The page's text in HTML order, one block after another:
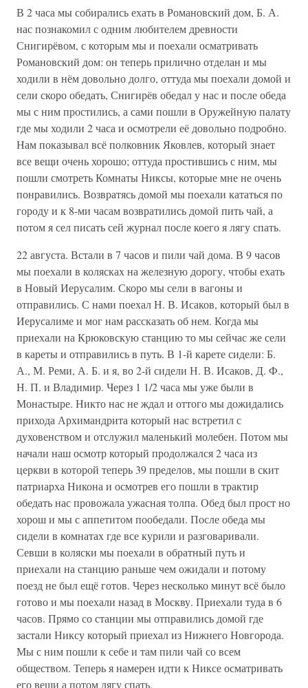
В 2 часа мы собирались ехать в Романовский дом, Б. А.
нас познакомил с одним любителем древности
Снигирёвом, с которым мы и поехали осматривать
Романовский дом: он теперь прилично отделан и мы
ходили в нём довольно долго, оттуда мы поехали домой и
сели скоро обедать, Снигирёв обедал у нас и после обеда
мы с ним простились, а сами пошли в Оружейную палату
где мы ходили 2 часа и осмотрели её довольно подробно.
Нам показывал всё полковник Яковлев, который знает
все вещи очень хорошо; оттуда простившись с ним, мы
пошли смотреть Комнаты Никсы, которые мне не очень
понравились. Возвратясь домой мы поехали кататься по
городу и к 8-ми часам возвратились домой пить чай, а
потом я сел писать сей журнал после коего я лягу спать.
22 августа. Встали в 7 часов и пили чай дома. В 9 часов
мы поехали в колясках на железную дорогу, чтобы ехать
в Новый Иерусалим. Скоро мы сели в вагоны и
отправились. С нами поехал Н. В. Исаков, который был в
Иерусалиме и мог нам рассказать об нем. Когда мы
приехали на Крюковскую станцию то мы сейчас же сели
в кареты и отправились в путь. В 1-й карете сидели: Б.
А., М. Реми, А. Б. и я, во 2-й сидели Н. В. Исаков, Д. Ф.,
Н. П. и Владимир. Через 1 1/2 часа мы уже были в
Монастыре. Никто нас не ждал и оттого мы дожидались
прихода Архимандрита который нас встретил с
духовенством и отслужил маленький молебен. Потом мы
начали наш осмотр который продолжался 2 часа из
церкви в которой теперь 39 пределов, мы пошли в скит
патриарха Никона и осмотрев его пошли в трактир
обедать нас провожала ужасная толпа. Обед был прост но
хорош и мы с аппетитом пообедали. После обеда мы
сидели в комнатах где все курили и разговаривали.
Севши в коляски мы поехали в обратный путь и
приехали на станцию раньше чем ожидали и потому
поезд не был ещё готов. Через несколько минут всё было
готово и мы поехали назад в Москву. Приехали туда в 6
часов. Прямо со станции мы отправились домой где
застали Никсу который приехал из Нижнего Новгорода.
Мы с ним пошли к себе и там пили чай со всем
обществом. Теперь я намерен идти к Никсе осматривать
его вещи а потом лягу спать.